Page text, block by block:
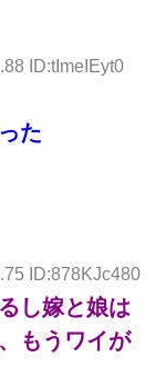
ID:tImeIEyt0
た
ID:878KJc480
し嫁と娘は
もうワイが